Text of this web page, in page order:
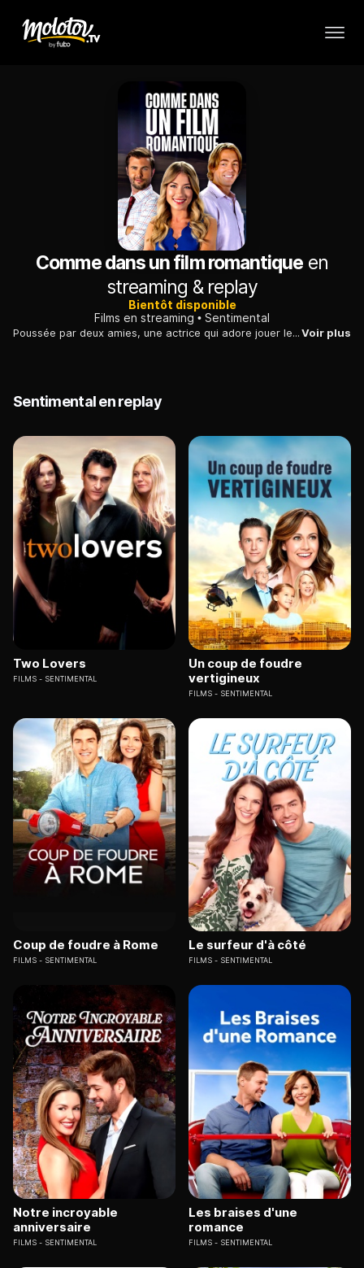
Comme dans un film romantique en
streaming & replay
Bientôt disponible
Films en streaming
Sentimental
Poussée par deux amies, une actrice qui adore jouer les entremetteuses réalise qu'il n'est pas si facile que ça de reconnaître l'amour quand on le croise.Voir plus
Sentimental en replay
Two Lovers
FILMS SENTIMENTAL
Un coup de foudre
vertigineux
FILMS SENTIMENTAL
Coup de foudre à Rome
FILMS SENTIMENTAL
Le surfeur d'à côté
FILMS SENTIMENTAL
Notre incroyable
anniversaire
FILMS SENTIMENTAL
Les braises d'une
romance
FILMS SENTIMENTAL